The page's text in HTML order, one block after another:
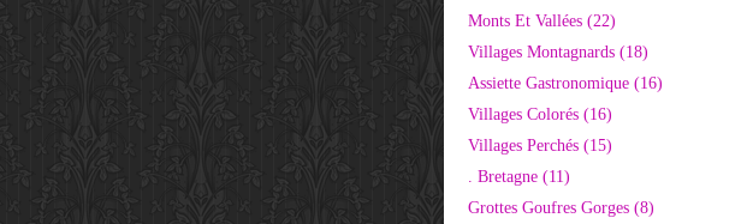
Monts Et Vallées (22)
Villages Montagnards (18)
Assiette Gastronomique (16)
Villages Colorés (16)
Villages Perchés (15)
. Bretagne (11)
Grottes Goufres Gorges (8)